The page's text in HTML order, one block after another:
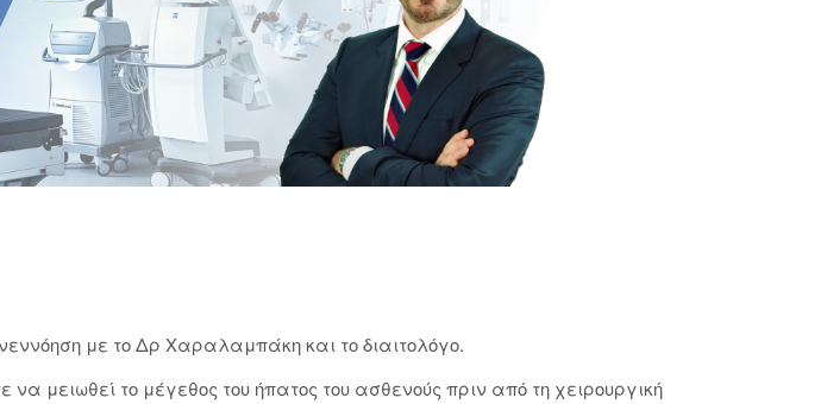
με το Δρ Χαραλαμπάκη και το διαιτολόγο.
να μειωθεί το μέγεθος του ήπατος του ασθενούς πριν από τη χειρουργική